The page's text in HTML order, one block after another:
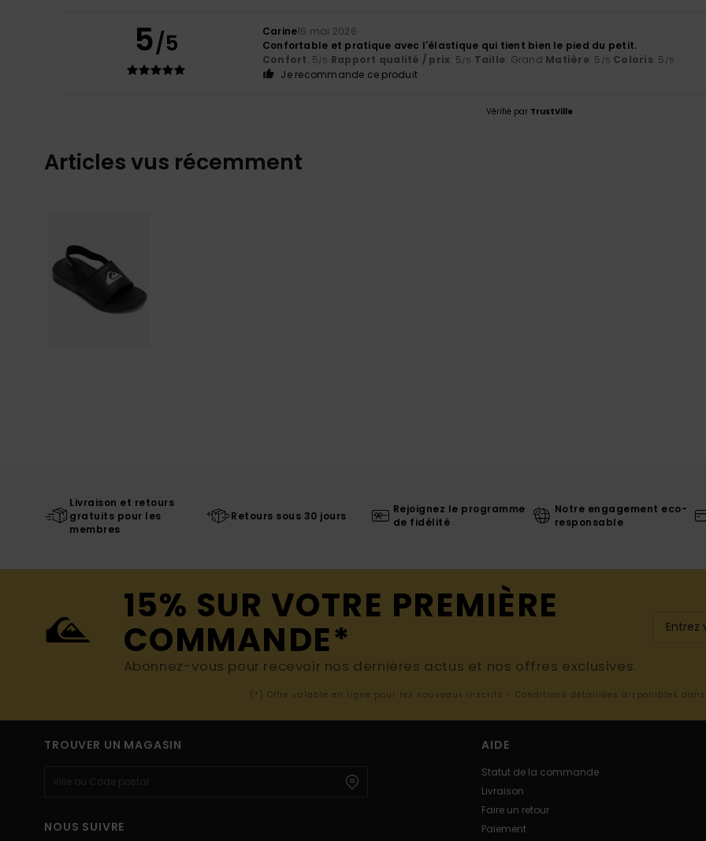
5/5 Carine16 mai 2026
Confortable et pratique avec l'élastique qui tient bien le pied du petit.
Confort: 5 /5 Rapport qualité / prix: 5 /5 Taille: Grand Matière: 5 /5 Coloris: 5 /5
Je recommande ce produit
Vérifié par TrustVille
Articles vus récemment
Livraison et retours
gratuits pour les
membres
Retours sous 30 jours
Rejoignez le programme
de fidélité
Notre engagement eco-
responsable
15% SUR VOTRE PREMIÈRE
COMMANDE*
Abonnez-vous pour recevoir nos dernières actus et nos offres exclusives.
(*) Offre valable en ligne pour les nouveaux inscrits - Conditions détaillées disponibles
TROUVER UN MAGASIN
NOUS SUIVRE
AIDE
Statut de la commande
Livraison
Faire un retour
Paiement